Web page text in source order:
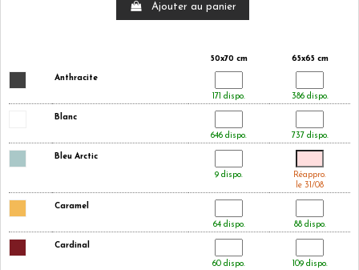
Ajouter au panier
50x70 cm 65x65 cm
Anthracite
171 dispo. 386 dispo.
Blanc
646 dispo. 737 dispo.
Bleu Arctic
9 dispo.
Réappro.
le 31/08
Caramel
64 dispo. 88 dispo.
Cardinal
60 dispo. 109 dispo.